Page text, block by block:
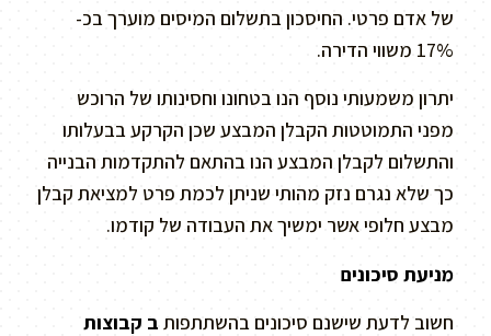
של אדם פרטי. החיסכון בתשלום המיסים מוערך בכ-
17% משווי הדירה.
יתרון משמעותי נוסף הנו בטחונו וחסינותו של הרוכש
מפני התמוטטות הקבלן המבצע שכן הקרקע בבעלותו
והתשלום לקבלן המבצע הנו בהתאם להתקדמות הבנייה
כך שלא נגרם נזק מהותי שניתן לכמת פרט למציאת קבלן
מבצע חלופי אשר ימשיך את העבודה של קודמו.
מניעת סיכונים
חשוב לדעת שישנם סיכונים בהשתתפות ב קבוצות